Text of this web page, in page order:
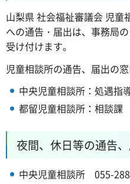
山梨県 社会福祉審議会 児童
への通告・届出は、事務局
受け付けます。
児童相談所の通告、届出の
中央児童相談所：処遇
都留児童相談所：相談
夜間、休日等の通告
中央児童相談所 055-